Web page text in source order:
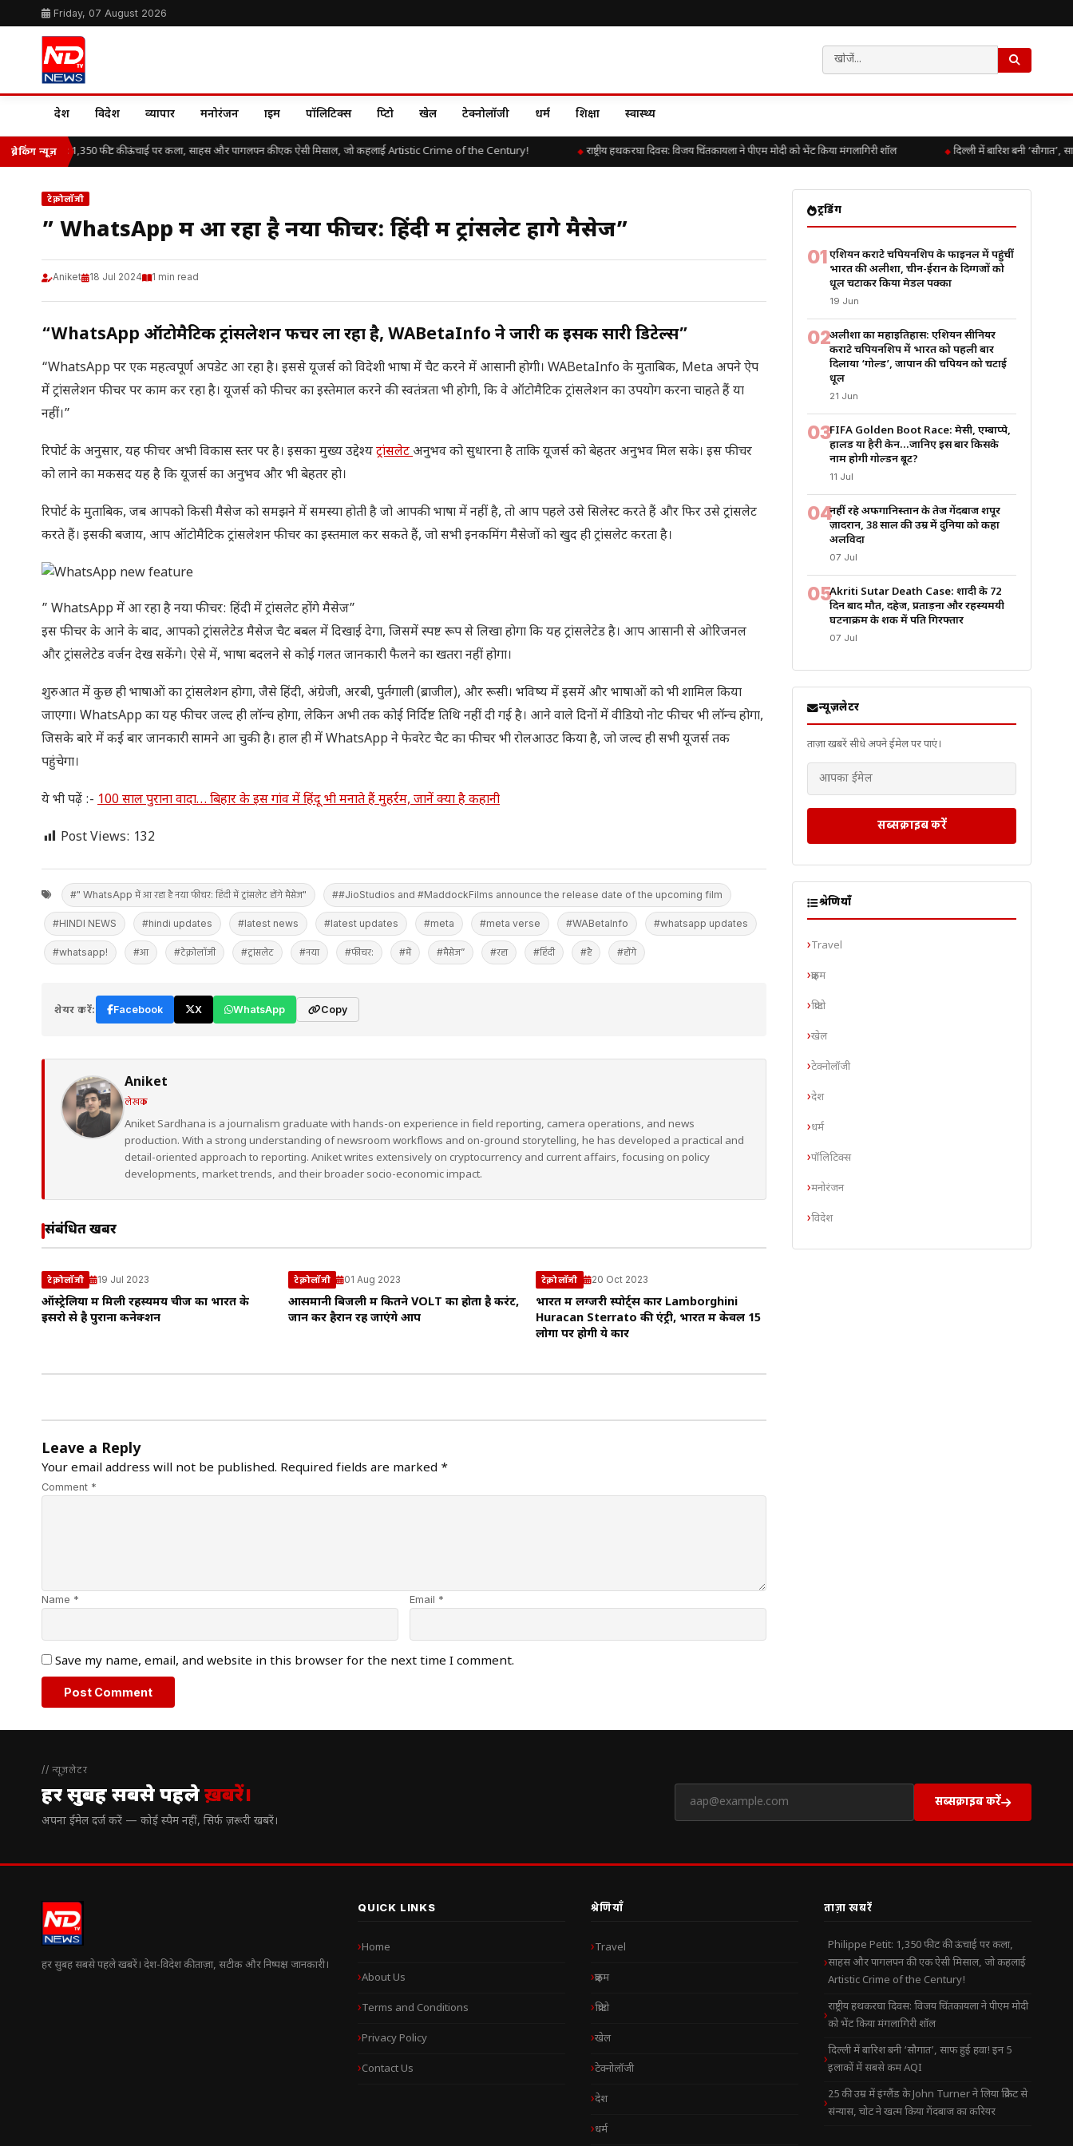
Friday, 07 August 2026
देश विदेश व्यापार मनोरंजन क्राइम पॉलिटिक्स क्रिप्टो खेल टेक्नोलॉजी धर्म शिक्षा स्वास्थ्य
ब्रेकिंग न्यूज़Petit: 1,350 फीट की ऊंचाई पर कला, साहस और पागलपन की एक ऐसी मिसाल, जो कहलाई Artistic Crime of the Century! राष्ट्रीय हथकरघा दिवस: विजय चिंतकायला ने पीएम मोदी को भेंट किया मंगलागिरी शॉल दिल्ली में बारिश बनी ‘सौगात’,
टेक्नोलॉजी
” WhatsApp में आ रहा है नया फीचर: हिंदी में ट्रांसलेट होंगे मैसेज”
Aniket 18 Jul 2024 1 min read
“WhatsApp ऑटोमैटिक ट्रांसलेशन फीचर ला रहा है, WABetaInfo ने जारी की इसकी सारी डिटेल्स”
“WhatsApp पर एक महत्वपूर्ण अपडेट आ रहा है। इससे यूजर्स को विदेशी भाषा में चैट करने में आसानी होगी। WABetaInfo के मुताबिक, Meta अपने ऐप
में ट्रांसलेशन फीचर पर काम कर रहा है। यूजर्स को फीचर का इस्तेमाल करने की स्वतंत्रता भी होगी, कि वे ऑटोमैटिक ट्रांसलेशन का उपयोग करना चाहते हैं या
नहीं।”
रिपोर्ट के अनुसार, यह फीचर अभी विकास स्तर पर है। इसका मुख्य उद्देश्यट्रांसलेटअनुभव को सुधारना है ताकि यूजर्स को बेहतर अनुभव मिल सके। इस फीचर
को लाने का मकसद यह है कि यूजर्स का अनुभव और भी बेहतर हो।
रिपोर्ट के मुताबिक, जब आपको किसी मैसेज को समझने में समस्या होती है जो आपकी भाषा में नहीं है, तो आप पहले उसे सिलेस्ट करते हैं और फिर उसे ट्रांसलेट
करते हैं। इसकी बजाय, आप ऑटोमैटिक ट्रांसलेशन फीचर का इस्तमाल कर सकते हैं, जो सभी इनकमिंग मैसेजों को खुद ही ट्रांसलेट करता है।
” WhatsApp में आ रहा है नया फीचर: हिंदी में ट्रांसलेट होंगे मैसेज”
इस फीचर के आने के बाद, आपको ट्रांसलेटेड मैसेज चैट बबल में दिखाई देगा, जिसमें स्पष्ट रूप से लिखा होगा कि यह ट्रांसलेटेड है। आप आसानी से ओरिजनल
और ट्रांसलेटेड वर्जन देख सकेंगे। ऐसे में, भाषा बदलने से कोई गलत जानकारी फैलने का खतरा नहीं होगा।
शुरुआत में कुछ ही भाषाओं का ट्रांसलेशन होगा, जैसे हिंदी, अंग्रेजी, अरबी, पुर्तगाली (ब्राजील), और रूसी। भविष्य में इसमें और भाषाओं को भी शामिल किया
जाएगा। WhatsApp का यह फीचर जल्द ही लॉन्च होगा, लेकिन अभी तक कोई निर्दिष्ट तिथि नहीं दी गई है। आने वाले दिनों में वीडियो नोट फीचर भी लॉन्च होगा,
जिसके बारे में कई बार जानकारी सामने आ चुकी है। हाल ही में WhatsApp ने फेवरेट चैट का फीचर भी रोलआउट किया है, जो जल्द ही सभी यूजर्स तक
पहुंचेगा।
ये भी पढ़ें :- 100 साल पुराना वादा… बिहार के इस गांव में हिंदू भी मनाते हैं मुहर्रम, जानें क्या है कहानी
Post Views: 132
#" WhatsApp में आ रहा है नया फीचर: हिंदी में ट्रांसलेट होंगे मैसेज" ##JioStudios and #MaddockFilms announce the release date of the upcoming film
#HINDI NEWS #hindi updates #latest news #latest updates #meta #meta verse #WABetaInfo #whatsapp updates
#whatsapp! #आ #टेक्नोलॉजी #ट्रांसलेट #नया #फीचर: #में #मैसेज” #रहा #हिंदी #है #होंगे
शेयर करें: Facebook X WhatsApp Copy
Aniket
लेखक
Aniket Sardhana is a journalism graduate with hands-on experience in field reporting, camera operations, and news
production. With a strong understanding of newsroom workflows and on-ground storytelling, he has developed a practical and
detail-oriented approach to reporting. Aniket writes extensively on cryptocurrency and current affairs, focusing on policy
developments, market trends, and their broader socio-economic impact.
संबंधित खबरें
टेक्नोलॉजी 19 Jul 2023
ऑस्ट्रेलिया में मिली रहस्यमय चीज का भारत के
इसरो से है पुराना कनेक्शन
टेक्नोलॉजी 01 Aug 2023
आसमानी बिजली में कितने VOLT का होता है करंट,
जान कर हैरान रह जाएंगे आप
टेक्नोलॉजी 20 Oct 2023
भारत में लग्जरी स्पोर्ट्स कार Lamborghini
Huracan Sterrato की एंट्री, भारत में केवल 15
लोगों पर होगी ये कार
Leave a Reply
Your email address will not be published. Required fields are marked *
Comment *
Name * Email *
Save my name, email, and website in this browser for the next time I comment.
ट्रेंडिंग
01एशियन कराटे चैंपियनशिप के फाइनल में पहुंचीं
भारत की अलीशा, चीन-ईरान के दिग्गजों को
धूल चटाकर किया मेडल पक्का
19 Jun
02अलीशा का महाइतिहास: एशियन सीनियर
कराटे चैंपियनशिप में भारत को पहली बार
दिलाया ‘गोल्ड’, जापान की चैंपियन को चटाई
धूल
21 Jun
03FIFA Golden Boot Race: मेसी, एम्बाप्पे,
हालैंड या हैरी केन…जानिए इस बार किसके
नाम होगी गोल्डन बूट?
11 Jul
04नहीं रहे अफगानिस्तान के तेज गेंदबाज शपूर
ज़ादरान, 38 साल की उम्र में दुनिया को कहा
अलविदा
07 Jul
05Akriti Sutar Death Case: शादी के 72
दिन बाद मौत, दहेज, प्रताड़ना और रहस्यमयी
घटनाक्रम के शक में पति गिरफ्तार
07 Jul
न्यूज़लेटर
ताज़ा खबरें सीधे अपने ईमेल पर पाएं।
सब्सक्राइब करें
श्रेणियाँ
Travel
क्राइम
क्रिप्टो
खेल
टेक्नोलॉजी
देश
धर्म
पॉलिटिक्स
मनोरंजन
विदेश
// न्यूज़लेटर
हर सुबह सबसे पहलेख़बरें।
अपना ईमेल दर्ज करें — कोई स्पैम नहीं, सिर्फ ज़रूरी खबरें।
सब्सक्राइब करें
हर सुबह सबसे पहले खबरें। देश-विदेश की ताज़ा, सटीक और निष्पक्ष जानकारी।
QUICK LINKS
Home
About Us
Terms and Conditions
Privacy Policy
Contact Us
श्रेणियाँ
Travel
क्राइम
क्रिप्टो
खेल
टेक्नोलॉजी
देश
धर्म
ताज़ा खबरें
Philippe Petit: 1,350 फीट की ऊंचाई पर कला,
साहस और पागलपन की एक ऐसी मिसाल, जो कहलाई
Artistic Crime of the Century!
राष्ट्रीय हथकरघा दिवस: विजय चिंतकायला ने पीएम मोदी
को भेंट किया मंगलागिरी शॉल
दिल्ली में बारिश बनी ‘सौगात’, साफ हुई हवा! इन 5
इलाकों में सबसे कम AQI
25 की उम्र में इंग्लैंड के John Turner ने लिया क्रिकेट से
संन्यास, चोट ने खत्म किया गेंदबाज का करियर